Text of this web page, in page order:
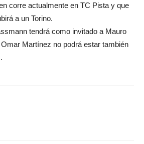
corre actualmente en TC Pista y que
a un Torino.
tendrá como invitado a Mauro
Martínez no podrá estar también